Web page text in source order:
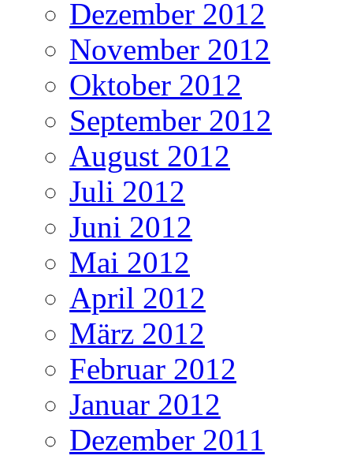
Dezember 2012
November 2012
Oktober 2012
September 2012
August 2012
Juli 2012
Juni 2012
Mai 2012
April 2012
März 2012
Februar 2012
Januar 2012
Dezember 2011